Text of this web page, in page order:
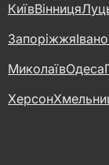
КиївВінниця
Запоріжжя
МиколаївОдеса
Херсон